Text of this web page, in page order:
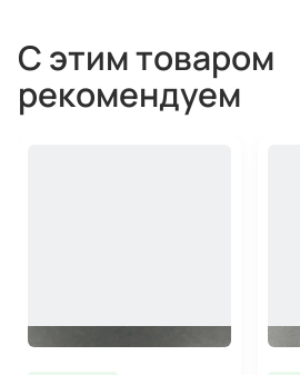
С этим товаром
рекомендуем